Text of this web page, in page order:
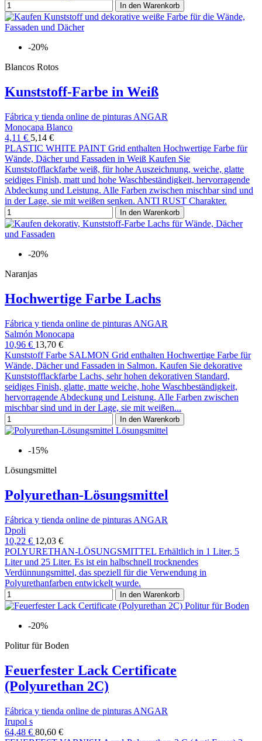
In den Warenkorb
-20%
Blancos Rotos
Kunststoff-Farbe in Weiß
Fábrica y tienda online de pinturas ANGAR
Monocapa Blanco
4,11 € 5,14 €
PLASTIC WHITE PAINT Grid enthalten Hochwertige Farbe für
Wände, Dächer und Fassaden in Weiß Kaufen Sie
Kunststofflackfarbe weiß, für hohe Auszeichnung, weiche, glatte
seidiges Finish, matt und hohe Waschbeständigkeit, hervorragende
Abdeckung und Leistung. Alle Farben zwischen mischbar sind und
in der Lage, sie mit weißen senken. ANTI RUST Charakter.
In den Warenkorb
-20%
Naranjas
Hochwertige Farbe Lachs
Fábrica y tienda online de pinturas ANGAR
Salmón Monocapa
10,96 € 13,70 €
Kunststoff Farbe SALMON Grid enthalten Hochwertige Farbe für
Wände, Dächer und Fassaden in Salmon. Kaufen Sie dekorative
Kunststofflackfarbe Lachs, sehr hohen dekorativen Standard,
seidiges Finish, glatte, matte weiche, hohe Waschbeständigkeit,
hervorragende Abdeckung und Leistung. Alle Farben zwischen
mischbar sind und in der Lage, sie mit weißen...
In den Warenkorb
-15%
Lösungsmittel
Polyurethan-Lösungsmittel
Fábrica y tienda online de pinturas ANGAR
Dpoli
10,22 € 12,03 €
POLYURETHAN-LÖSUNGSMITTEL Erhältlich in 1 Liter, 5
Liter und 25 Liter. Es ist ein halbschnell trocknendes
Verdünnungsmittel, das speziell für die Verwendung in
Polyurethanfarben entwickelt wurde.
In den Warenkorb
-20%
Politur für Boden
Feuerfester Lack Certificate
(Polyurethan 2C)
Fábrica y tienda online de pinturas ANGAR
Irupol s
64,48 € 80,60 €